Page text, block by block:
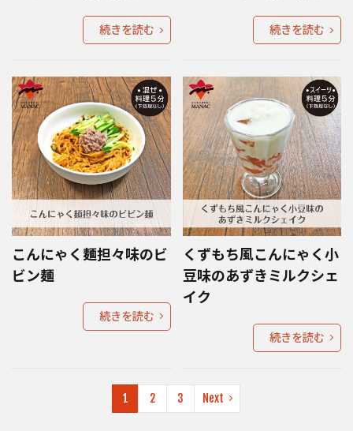
続きを読む 続きを読む
こんにゃく麺担々味のビ
ビン麺
続きを読む
くずもち風こんにゃく小
豆味のあずきミルクシェ
イク
続きを読む
1 2 3 Next